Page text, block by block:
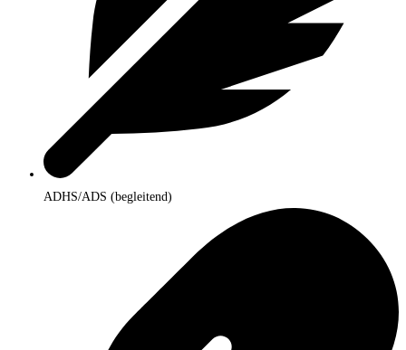
ADHS/ADS (begleitend)